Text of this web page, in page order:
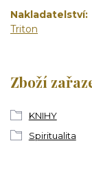
Nakladatelství
Triton
Zboží
KNIHY
Spiritualita